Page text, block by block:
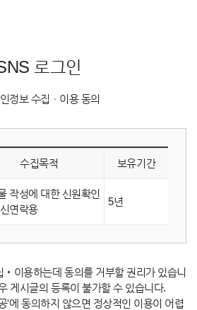
로그인
정보 수집ㆍ이용 동의
수집목적 보유기간
작성에 대한 신원확인
연락용
5년
‧이용하는데 동의를 거부할 권리가 있습니
게시글의 등록이 불가할 수 있습니다.
'에 동의하지 않으면 정상적인 이용이 어렵